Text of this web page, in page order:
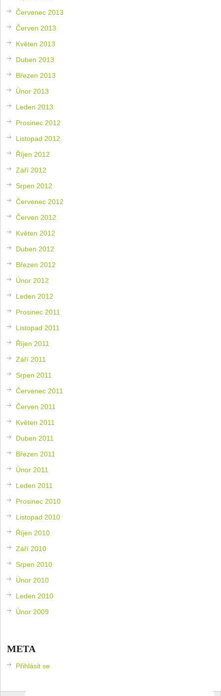
Červenec 2013
Červen 2013
Květen 2013
Duben 2013
Březen 2013
Únor 2013
Leden 2013
Prosinec 2012
Listopad 2012
Říjen 2012
Září 2012
Srpen 2012
Červenec 2012
Červen 2012
Květen 2012
Duben 2012
Březen 2012
Únor 2012
Leden 2012
Prosinec 2011
Listopad 2011
Říjen 2011
Září 2011
Srpen 2011
Červenec 2011
Červen 2011
Květen 2011
Duben 2011
Březen 2011
Únor 2011
Leden 2011
Prosinec 2010
Listopad 2010
Říjen 2010
Září 2010
Srpen 2010
Únor 2010
Leden 2010
Únor 2009
META
Přihlásit se